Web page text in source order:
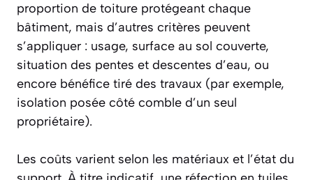
proportion de toiture protégeant chaque
bâtiment, mais d’autres critères peuvent
s’appliquer : usage, surface au sol couverte,
situation des pentes et descentes d’eau, ou
encore bénéfice tiré des travaux (par exemple,
isolation posée côté comble d’un seul
propriétaire).
Les coûts varient selon les matériaux et l’état du